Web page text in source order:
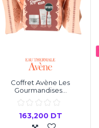
Coffret Avène Les
Gourmandises...
163,200 DT